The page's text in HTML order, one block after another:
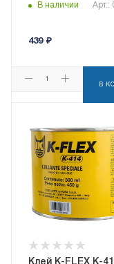
В наличии Арт.:
439₽
В